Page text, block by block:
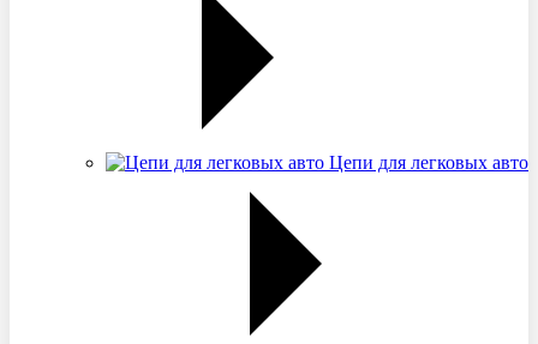
Цепи для легковых авто